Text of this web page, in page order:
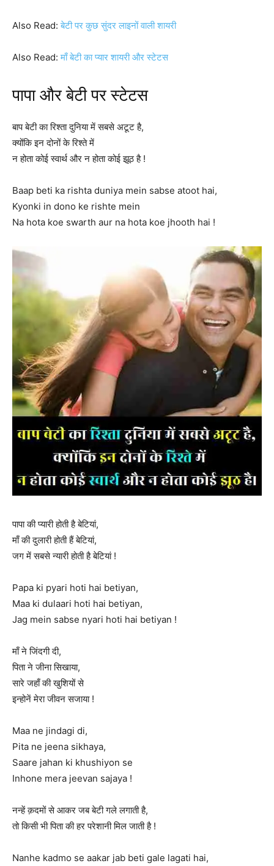
Also Read:बेटी पर कुछ सुंदर लाइनों वाली शायरी
Also Read:माँ बेटी का प्यार शायरी और स्टेटस
पापा और बेटी पर स्टेटस
बाप बेटी का रिश्ता दुनिया में सबसे अटूट है,
क्योंकि इन दोनों के रिश्ते में
न होता कोई स्वार्थ और न होता कोई झूठ है !
Baap beti ka rishta duniya mein sabse atoot hai,
Kyonki in dono ke rishte mein
Na hota koe swarth aur na hota koe jhooth hai !
पापा की प्यारी होती है बेटियां,
माँ की दुलारी होती हैं बेटियां,
जग में सबसे न्यारी होती है बेटियां !
Papa ki pyari hoti hai betiyan,
Maa ki dulaari hoti hai betiyan,
Jag mein sabse nyari hoti hai betiyan !
माँ ने जिंदगी दी,
पिता ने जीना सिखाया,
सारे जहाँ की खुशियों से
इन्होनें मेरा जीवन सजाया !
Maa ne jindagi di,
Pita ne jeena sikhaya,
Saare jahan ki khushiyon se
Inhone mera jeevan sajaya !
नन्हें क़दमों से आकर जब बेटी गले लगाती है,
तो किसी भी पिता की हर परेशानी मिल जाती है !
Nanhe kadmo se aakar jab beti gale lagati hai,